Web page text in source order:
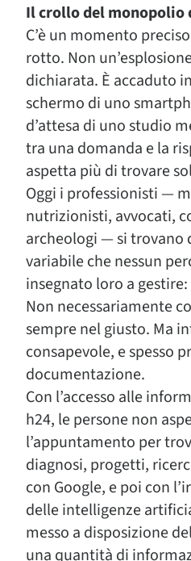
Il crollo del monopolio
C’è un momento
rotto. Non
dichiarata. È accaduto
schermo di uno
d’attesa di uno studio
tra una domanda e la
aspetta più di trovare
Oggi i professionisti —
nutrizionisti, avvocati,
archeologi — si trovano
variabile che nessun
insegnato loro a
Non necessariamente
sempre nel giusto. Ma
consapevole, e spesso
documentazione.
Con l’accesso alle
h24, le persone non
l’appuntamento per
diagnosi, progetti,
con Google, e poi con
delle intelligenze
messo a disposizione
una quantità di